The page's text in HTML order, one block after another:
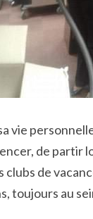
vie
de partir
de
toujours au